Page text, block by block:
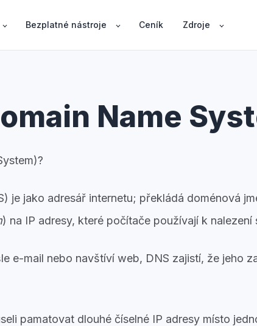
Bezplatné nástroje Ceník Zdroje
Name
je jako adresář internetu; překládá doménová
) na IP adresy, které počítače používají k nalezení
e-mail nebo navštíví web, DNS zajistí, že jeho
pamatovat dlouhé číselné IP adresy místo